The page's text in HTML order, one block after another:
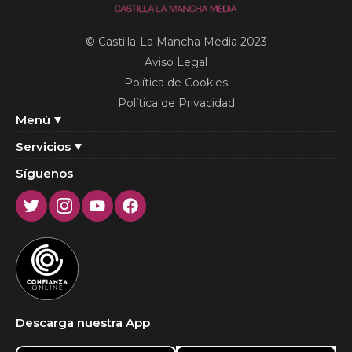
Menú
Servicios
© Castilla-La Mancha Media 2023
Aviso Legal
Política de Cookies
Política de Privacidad
Síguenos
TwitterInstagram
YoutubeFacebook
Descarga nuestra App